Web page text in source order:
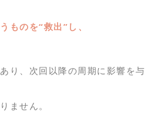
ものを“救出”し、
り、次回以降の周期に影響を与
ません。